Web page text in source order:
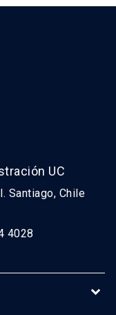
UC
Santiago, Chile
4028